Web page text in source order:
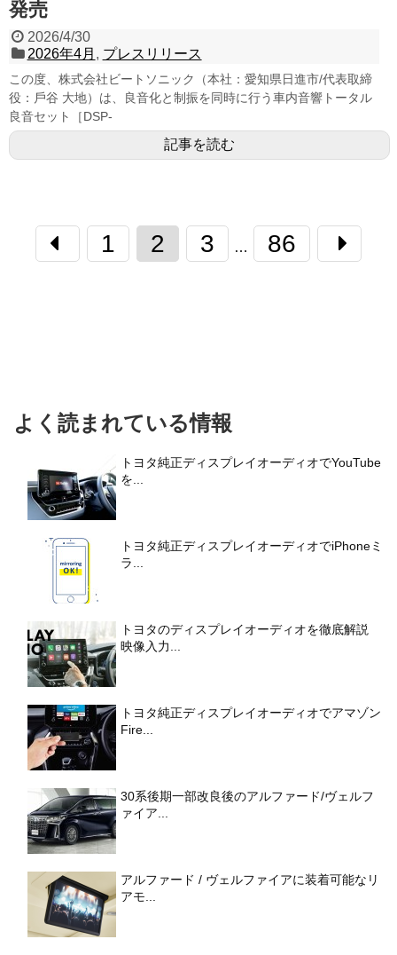
発売
2026/4/30
2026年4月 , プレスリリース
この度、株式会社ビートソニック（本社：愛知県日進市/代表取締
役：⼾⾕ 大地）は、良音化と制振を同時に行う車内音響トータル
良音セット［DSP-
記事を読む
1 2 3 … 86
よく読まれている情報
トヨタ純正ディスプレイオーディオでYouTube
を...
トヨタ純正ディスプレイオーディオでiPhoneミ
ラ...
トヨタのディスプレイオーディオを徹底解説
映像入力...
トヨタ純正ディスプレイオーディオでアマゾン
Fire...
30系後期一部改良後のアルファード/ヴェルフ
ァイア...
アルファード / ヴェルファイアに装着可能なリ
アモ...